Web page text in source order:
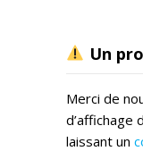
Un
Merci de
d’affichage
laissant un